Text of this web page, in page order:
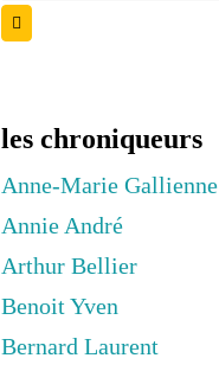
les chroniqueurs
Anne-Marie Gallienne
Annie André
Arthur Bellier
Benoit Yven
Bernard Laurent